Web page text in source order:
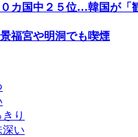
カ国中２５位…韓国が「
福宮や明洞でも喫煙
り
深い